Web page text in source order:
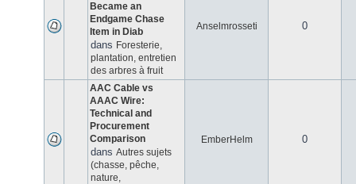
Became an
Endgame Chase
Item in Diab
dans Foresterie,
plantation, entretien
des arbres à fruit
Anselmrosseti 0
AAC Cable vs
AAAC Wire:
Technical and
Procurement
Comparison
dans Autres sujets
(chasse, pêche,
nature,
EmberHelm 0